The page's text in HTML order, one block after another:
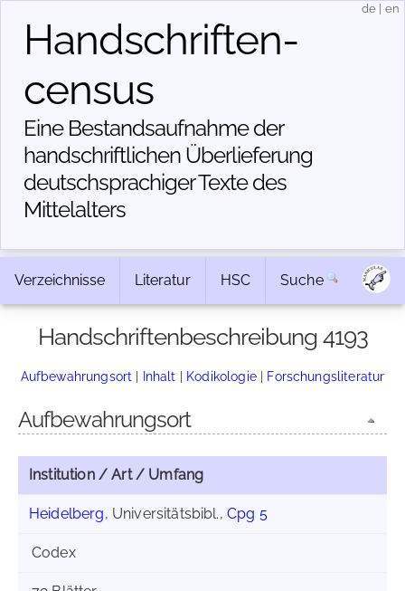
Handschriften­
census
Eine Bestandsaufnahme der
handschriftlichen Über­lieferung
deutschsprachiger Texte des
Mittelalters
de en
Verzeichnisse Literatur HSC Suche
Handschriftenbeschreibung 4193
Aufbewahrungsort | Inhalt | Kodikologie| Forschungsliteratur
Aufbewahrungsort
Institution / Art / Umfang
Heidelberg, Universitätsbibl., Cpg 5
Codex